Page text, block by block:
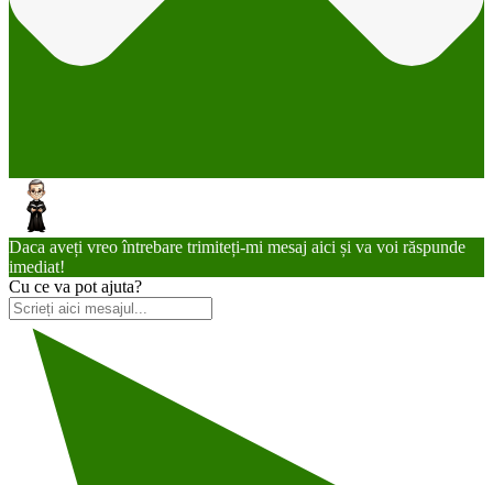
Daca aveți vreo întrebare trimiteți-mi mesaj aici și va voi răspunde
imediat!
Cu ce va pot ajuta?